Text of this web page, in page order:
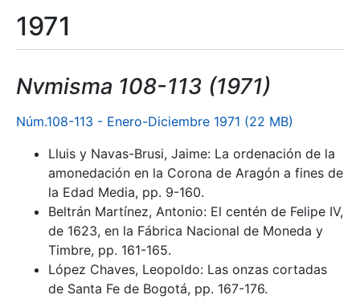
1971
Nvmisma 108-113 (1971)
Núm.108-113 - Enero-Diciembre 1971 (22 MB)
Lluis y Navas-Brusi, Jaime: La ordenación de la
amonedación en la Corona de Aragón a fines de
la Edad Media, pp. 9-160.
Beltrán Martínez, Antonio: El centén de Felipe IV,
de 1623, en la Fábrica Nacional de Moneda y
Timbre, pp. 161-165.
López Chaves, Leopoldo: Las onzas cortadas
de Santa Fe de Bogotá, pp. 167-176.